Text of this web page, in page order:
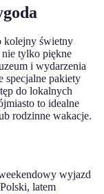
kolejny świetny
tylko piękne
i wydarzenia
specjalne pakiety
do lokalnych
to idealne
rodzinne wakacje.
wyjazd
latem